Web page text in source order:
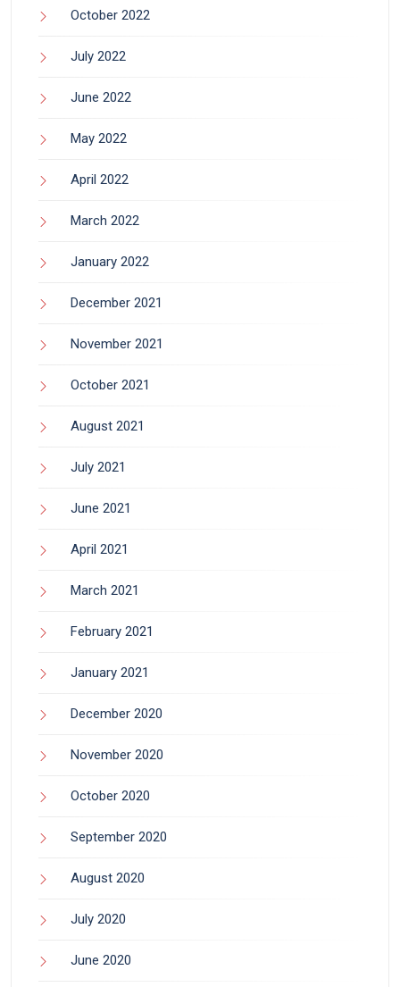
October 2022
July 2022
June 2022
May 2022
April 2022
March 2022
January 2022
December 2021
November 2021
October 2021
August 2021
July 2021
June 2021
April 2021
March 2021
February 2021
January 2021
December 2020
November 2020
October 2020
September 2020
August 2020
July 2020
June 2020